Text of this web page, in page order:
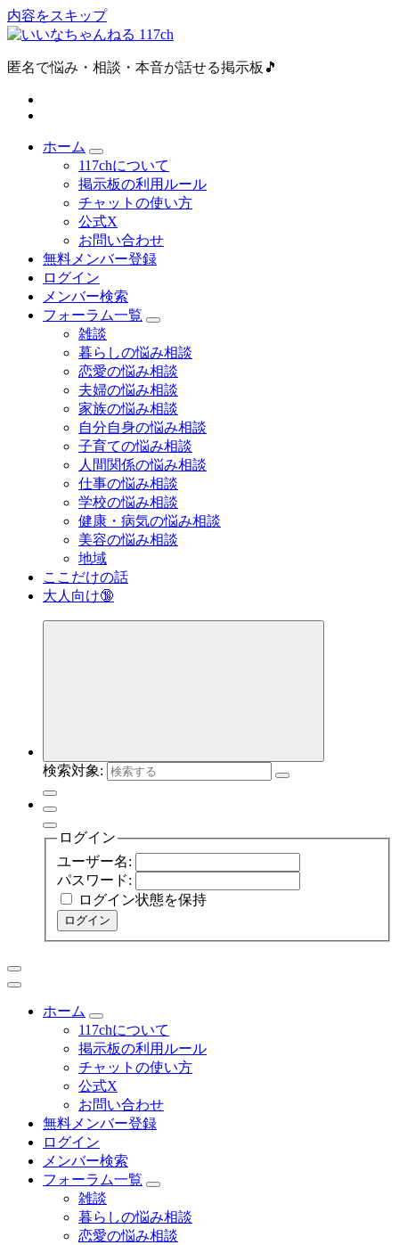
内容をスキップ
匿名で悩み・相談・本音が話せる掲示板🎵
ホーム
117chについて
掲示板の利用ルール
チャットの使い方
公式X
お問い合わせ
無料メンバー登録
ログイン
メンバー検索
フォーラム一覧
雑談
暮らしの悩み相談
恋愛の悩み相談
夫婦の悩み相談
家族の悩み相談
自分自身の悩み相談
子育ての悩み相談
人間関係の悩み相談
仕事の悩み相談
学校の悩み相談
健康・病気の悩み相談
美容の悩み相談
地域
ここだけの話
大人向け🔞
検索対象:
ログイン
ユーザー名:
パスワード:
ログイン状態を保持
ログイン
ホーム
117chについて
掲示板の利用ルール
チャットの使い方
公式X
お問い合わせ
無料メンバー登録
ログイン
メンバー検索
フォーラム一覧
雑談
暮らしの悩み相談
恋愛の悩み相談